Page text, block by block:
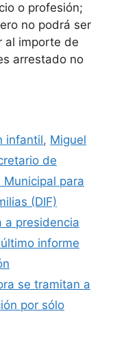
o profesión;
no podrá ser
al importe de
arrestado no
infantil, Miguel
de
Municipal para
(DIF)
a presidencia
informe
se tramitan a
por sólo